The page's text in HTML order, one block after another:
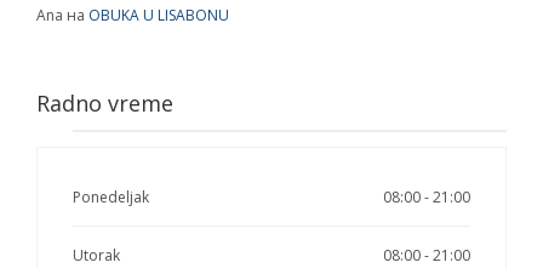
Ana на OBUKA U LISABONU
Radno vreme
Ponedeljak 08:00 - 21:00
Utorak 08:00 - 21:00